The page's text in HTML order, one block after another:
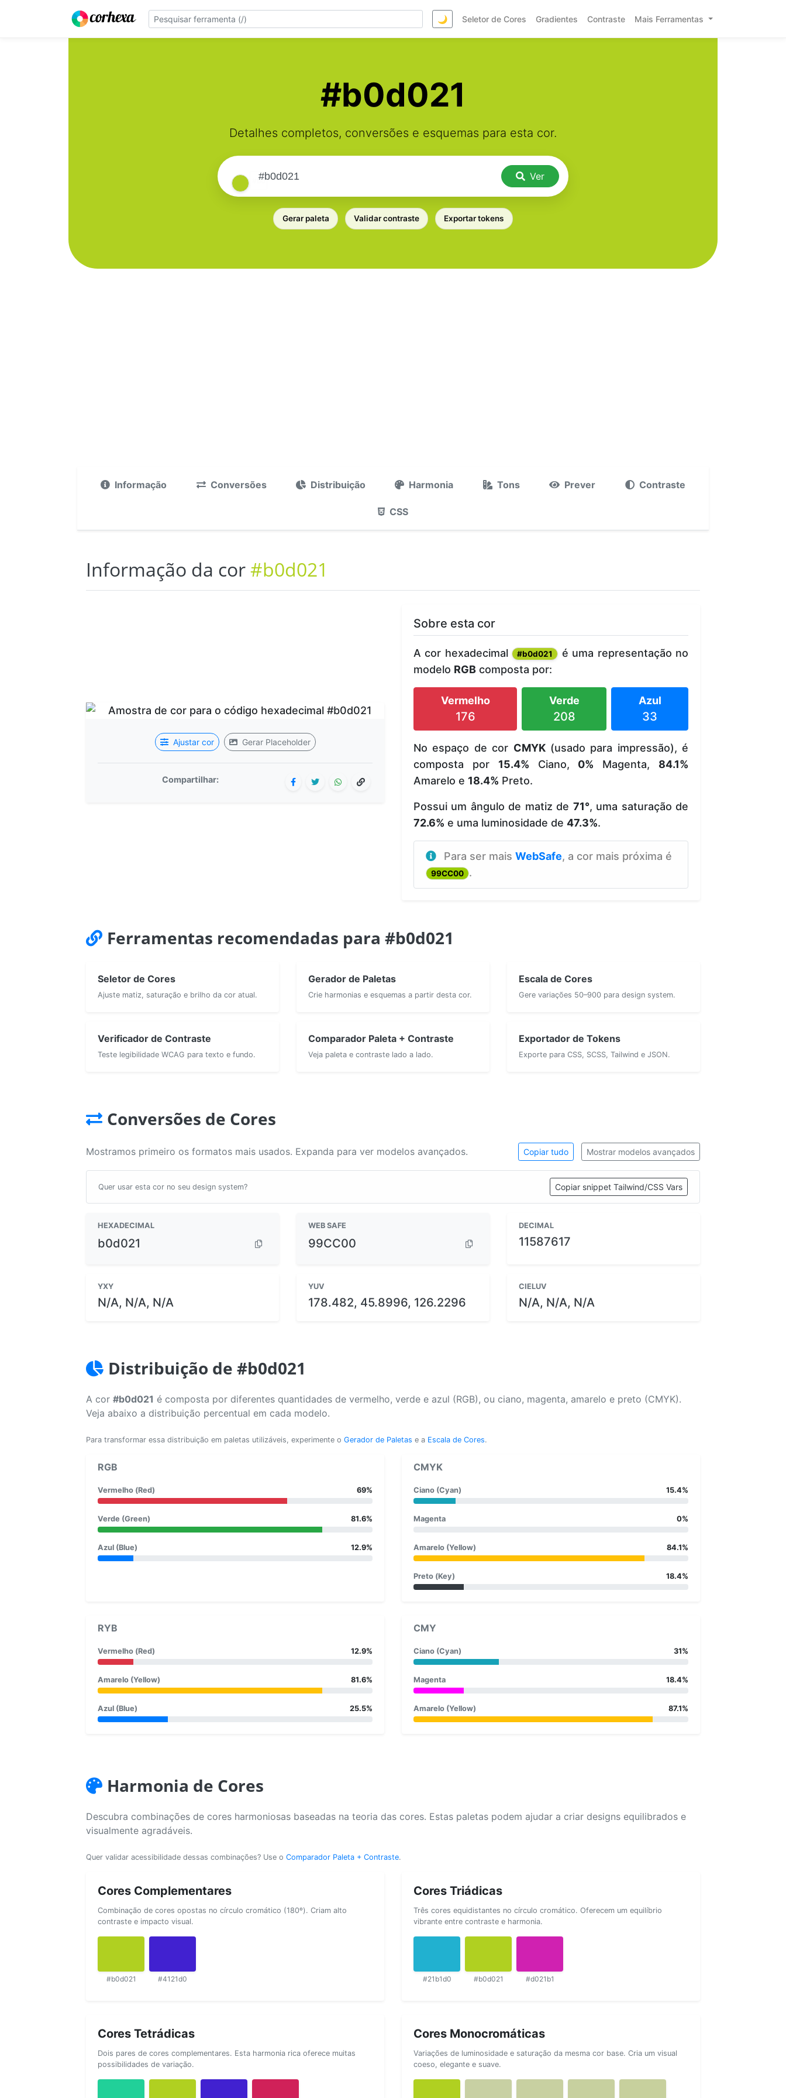
🌙 Seletor de Cores Gradientes Contraste Mais Ferramentas
#b0d021
Detalhes completos, conversões e esquemas para esta cor.
Ver
Gerar paleta Validar contraste Exportar tokens
Informação Conversões Distribuição Harmonia Tons Prever Contraste
CSS
Informação da cor#b0d021
Ajustar cor Gerar Placeholder
Compartilhar:
Sobre esta cor
A cor hexadecimal #b0d021
é uma representação no
modelo RGB composta por:
Vermelho
176
Verde
208
Azul
33
No espaço de cor CMYK(usado para impressão), é
composta por 15.4% Ciano, 0% Magenta, 84.1%
Amarelo e 18.4% Preto.
Possui um ângulo de matiz de 71°, uma saturação de
72.6% e uma luminosidade de 47.3%.
Para ser mais WebSafe, a cor mais próxima é
99CC00 .
Ferramentas recomendadas para #b0d021
Seletor de Cores
Ajuste matiz, saturação e brilho da cor atual.
Gerador de Paletas
Crie harmonias e esquemas a partir desta cor.
Escala de Cores
Gere variações 50–900 para design system.
Verificador de Contraste
Teste legibilidade WCAG para texto e fundo.
Comparador Paleta + Contraste
Veja paleta e contraste lado a lado.
Exportador de Tokens
Exporte para CSS, SCSS, Tailwind e JSON.
Conversões de Cores
Mostramos primeiro os formatos mais usados. Expanda para ver modelos avançados. Copiar tudo Mostrar modelos avançados
Quer usar esta cor no seu design system? Copiar snippet Tailwind/CSS Vars
HEXADECIMAL
b0d021
WEB SAFE
99CC00
DECIMAL
11587617
YXY
N/A, N/A, N/A
YUV
178.482, 45.8996, 126.2296
CIELUV
N/A, N/A, N/A
Distribuição de #b0d021
A cor #b0d021 é composta por diferentes quantidades de vermelho, verde e azul (RGB), ou ciano, magenta, amarelo e preto (CMYK).
Veja abaixo a distribuição percentual em cada modelo.
Para transformar essa distribuição em paletas utilizáveis, experimente o Gerador de Paletas e a Escala de Cores.
RGB
Vermelho (Red) 69%
Verde (Green) 81.6%
Azul (Blue) 12.9%
CMYK
Ciano (Cyan) 15.4%
Magenta 0%
Amarelo (Yellow) 84.1%
Preto (Key) 18.4%
RYB
Vermelho (Red) 12.9%
Amarelo (Yellow) 81.6%
Azul (Blue) 25.5%
CMY
Ciano (Cyan) 31%
Magenta 18.4%
Amarelo (Yellow) 87.1%
Harmonia de Cores
Descubra combinações de cores harmoniosas baseadas na teoria das cores. Estas paletas podem ajudar a criar designs equilibrados e
visualmente agradáveis.
Quer validar acessibilidade dessas combinações? Use o Comparador Paleta + Contraste.
Cores Complementares
Combinação de cores opostas no círculo cromático (180º). Criam alto
contraste e impacto visual.
#b0d021 #4121d0
Cores Triádicas
Três cores equidistantes no círculo cromático. Oferecem um equilíbrio
vibrante entre contraste e harmonia.
#21b1d0 #b0d021 #d021b1
Cores Tetrádicas
Dois pares de cores complementares. Esta harmonia rica oferece muitas
possibilidades de variação.
Cores Monocromáticas
Variações de luminosidade e saturação da mesma cor base. Cria um visual
coeso, elegante e suave.